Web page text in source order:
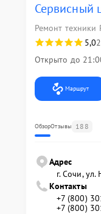
Сервисный
Ремонт техники
5,0
Открыто до
Маршрут
ОбзорОтзывы 188
Адрес
г. Сочи,
Контакты
+7 (800)
+7 (800)